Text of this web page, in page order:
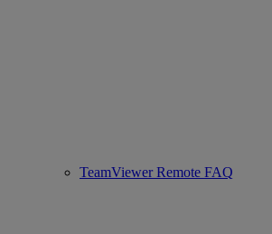
TeamViewer Remote FAQ